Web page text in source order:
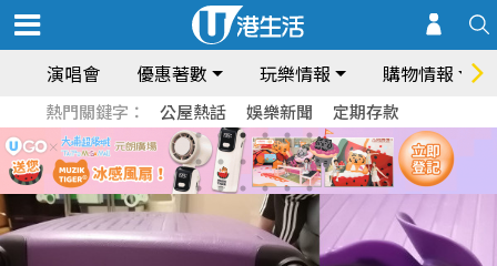
演唱會 優惠著數 玩樂情報 購物情報
熱門關鍵字： 公屋熱話 娛樂新聞 定期存款